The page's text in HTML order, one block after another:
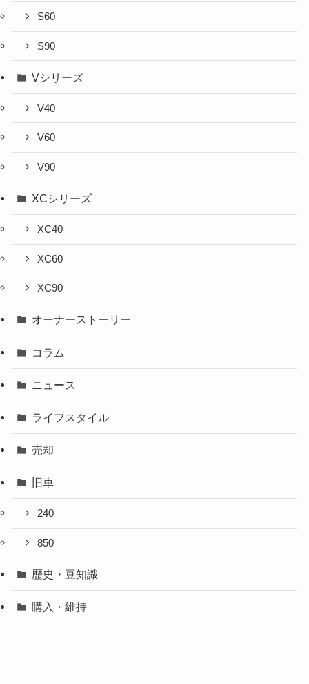
S60
S90
Vシリーズ
V40
V60
V90
XCシリーズ
XC40
XC60
XC90
オーナーストーリー
コラム
ニュース
ライフスタイル
売却
旧車
240
850
歴史・豆知識
購入・維持